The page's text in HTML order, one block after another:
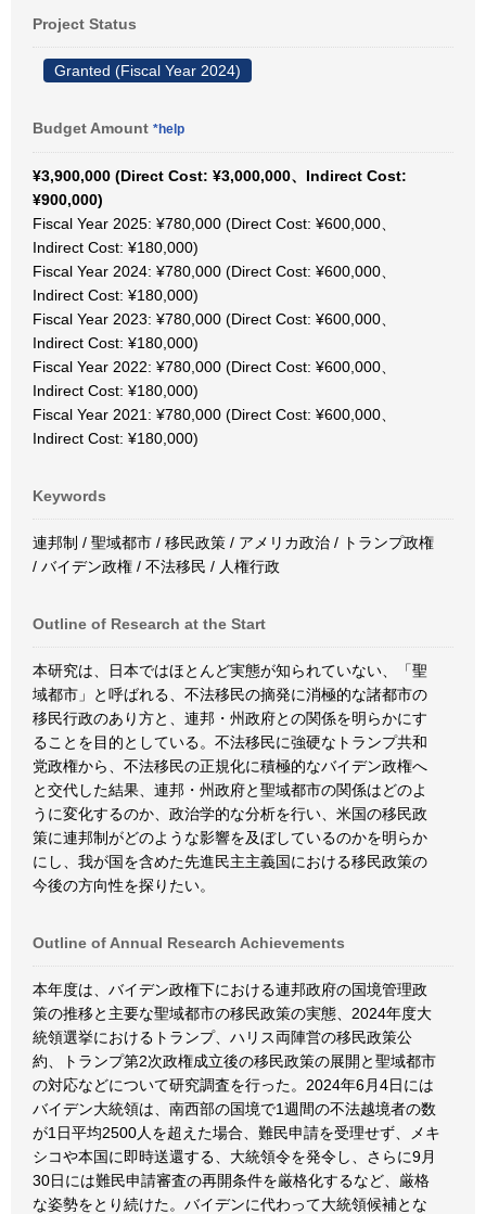
Project Status
Granted (Fiscal Year 2024)
Budget Amount *help
¥3,900,000 (Direct Cost: ¥3,000,000、Indirect Cost:
¥900,000)
Fiscal Year 2025: ¥780,000 (Direct Cost: ¥600,000、
Indirect Cost: ¥180,000)
Fiscal Year 2024: ¥780,000 (Direct Cost: ¥600,000、
Indirect Cost: ¥180,000)
Fiscal Year 2023: ¥780,000 (Direct Cost: ¥600,000、
Indirect Cost: ¥180,000)
Fiscal Year 2022: ¥780,000 (Direct Cost: ¥600,000、
Indirect Cost: ¥180,000)
Fiscal Year 2021: ¥780,000 (Direct Cost: ¥600,000、
Indirect Cost: ¥180,000)
Keywords
連邦制 / 聖域都市 / 移民政策 / アメリカ政治 / トランプ政権
/ バイデン政権 / 不法移民 / 人権行政
Outline of Research at the Start
本研究は、日本ではほとんど実態が知られていない、「聖
域都市」と呼ばれる、不法移民の摘発に消極的な諸都市の
移民行政のあり方と、連邦・州政府との関係を明らかにす
ることを目的としている。不法移民に強硬なトランプ共和
党政権から、不法移民の正規化に積極的なバイデン政権へ
と交代した結果、連邦・州政府と聖域都市の関係はどのよ
うに変化するのか、政治学的な分析を行い、米国の移民政
策に連邦制がどのような影響を及ぼしているのかを明らか
にし、我が国を含めた先進民主主義国における移民政策の
今後の方向性を探りたい。
Outline of Annual Research Achievements
本年度は、バイデン政権下における連邦政府の国境管理政
策の推移と主要な聖域都市の移民政策の実態、2024年度大
統領選挙におけるトランプ、ハリス両陣営の移民政策公
約、トランプ第2次政権成立後の移民政策の展開と聖域都市
の対応などについて研究調査を行った。2024年6月4日には
バイデン大統領は、南西部の国境で1週間の不法越境者の数
が1日平均2500人を超えた場合、難民申請を受理せず、メキ
シコや本国に即時送還する、大統領令を発令し、さらに9月
30日には難民申請審査の再開条件を厳格化するなど、厳格
な姿勢をとり続けた。バイデンに代わって大統領候補とな